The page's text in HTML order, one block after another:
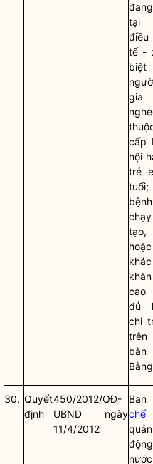
tại
tế -
biệt
gia
cấp
hội
trẻ
tuổi;
cao
đủ
chi
bàn
Bằng
30. Quyết
định
450/2012/QĐ-
UBND ngày
11/4/2012
Ban
chế